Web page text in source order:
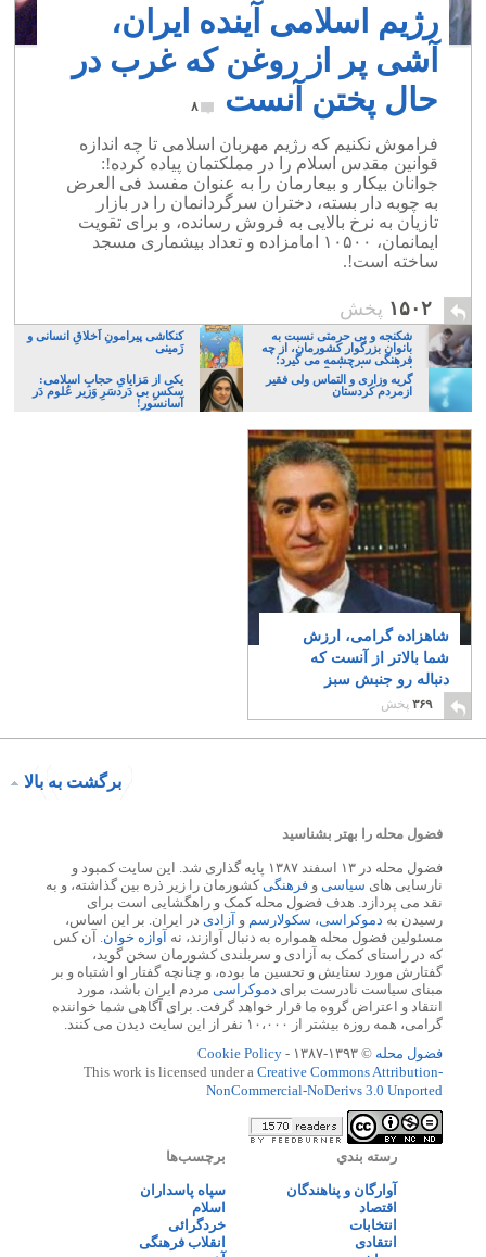
رژیم اسلامی آینده ایران،
آشی پر از روغن که غرب در
حال پختن آنست
۸
فراموش نکنیم که رژیم مهربان اسلامی تا چه اندازه
قوانین مقدس اسلام را در مملکتمان پیاده کرده!:
جوانان بیکار و بیعارمان را به عنوان مفسد فی العرض
به چوبه دار بسته، دختران سرگردانمان را در بازار
تازیان به نرخ بالایی به فروش رسانده، و برای تقویت
ایمانمان، ۱۰۵۰۰ امامزاده و تعداد بیشماری مسجد
ساخته است!.
۱۵۰۲ پخش
شکنجه و بی حرمتی نسبت به
بانوان بزرگوار کشورمان، از چه
فرهنگی سرچشمه می گیرد؛
ایرانی، و یا تازیان؟
کنکاشی پیرامونِ اَخلاقِ انسانی و
زَمینی
گریه وزاری و التماس ولی فقیر
ازمردم کردستان
یکی از مَزایایِ حجابِ اسلامی:
سکسِ بی دَردسَرِ وَزیر عُلوم دَر
آسانسور!
شاهزاده گرامی، ارزش
شما بالاتر از آنست که
دنباله رو جنبش سبز
وابسته به رژیم باشید
۳۶۹ پخش
برگشت به بالا
فضول محله را بهتر بشناسید
فضول محله در ۱۳ اسفند ۱۳۸۷ پایه گذاری شد. این سایت کمبود و
نارسایی های سیاسی و فرهنگیکشورمان را زیر ذره بین گذاشته، و به
نقد می پردازد. هدف فضول محله کمک و راهگشایی است برای
رسیدن به دموکراسی، سکولارسم و آزادی در ایران. بر این اساس،
مسئولین فضول محله همواره به دنبال آوازند، نه آوازه خوان. آن کس
که در راستای کمک به آزادی و سربلندی کشورمان سخن گوید،
گفتارش مورد ستایش و تحسین ما بوده، و چنانچه گفتار او اشتباه و بر
مبنای سیاست نادرست برای دموکراسی مردم ایران باشد، مورد
انتقاد و اعتراض گروه ما قرار خواهد گرفت. برای آگاهی شما خواننده
گرامی، همه روزه بیشتر از ۱۰،۰۰۰ نفر از این سایت دیدن می کنند.
فضول محله © ۱۳۹۳-۱۳۸۷ -
Cookie Policy
This work is licensed under a Creative Commons Attribution-
NonCommercial-NoDerivs 3.0 Unported
رسته بندي
آوارگان و پناهندگان
اقتصاد
انتخابات
انتقادی
برچسب‌ها
سپاه پاسداران
اسلام
خردگرائی
انقلاب فرهنگی